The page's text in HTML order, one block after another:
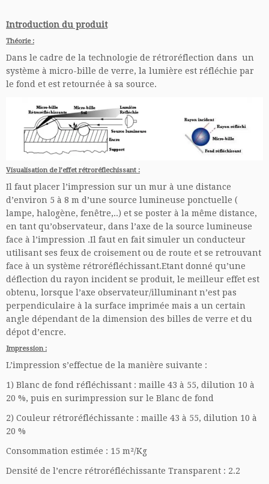
Introduction du produit
Théorie :
Dans le cadre de la technologie de rétroréflection dans un
système à micro-bille de verre, la lumière est réfléchie par
le fond et est retournée à sa source.
Visualisation de l’effet rétroréflechissant :
Il faut placer l’impression sur un mur à une distance
d’environ 5 à 8 m d’une source lumineuse ponctuelle (
lampe, halogène, fenêtre,..) et se poster à la même distance,
en tant qu’observateur, dans l’axe de la source lumineuse
face à l’impression .Il faut en fait simuler un conducteur
utilisant ses feux de croisement ou de route et se retrouvant
face à un système rétroréfléchissant.Etant donné qu’une
déflection du rayon incident se produit, le meilleur effet est
obtenu, lorsque l’axe observateur/illuminant n’est pas
perpendiculaire à la surface imprimée mais a un certain
angle dépendant de la dimension des billes de verre et du
dépot d’encre.
Impression :
L’impression s’effectue de la manière suivante :
1) Blanc de fond réfléchissant : maille 43 à 55, dilution 10 à
20 %, puis en surimpression sur le Blanc de fond
2) Couleur rétroréfléchissante : maille 43 à 55, dilution 10 à
20 %
Consommation estimée : 15 m²/Kg
Densité de l’encre rétroréfléchissante Transparent : 2.2